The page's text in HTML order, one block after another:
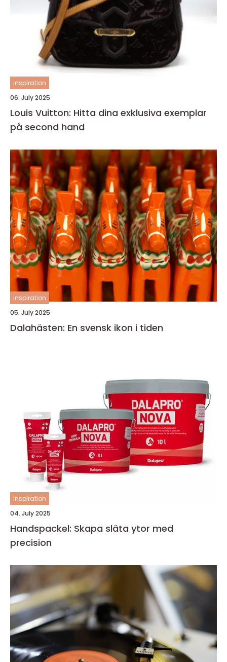
inspiration
06. July 2025
Louis Vuitton: Hitta dina exklusiva exemplar
på second hand
inspiration
05. July 2025
Dalahästen: En svensk ikon i tiden
inspiration
04. July 2025
Handspackel: Skapa släta ytor med
precision